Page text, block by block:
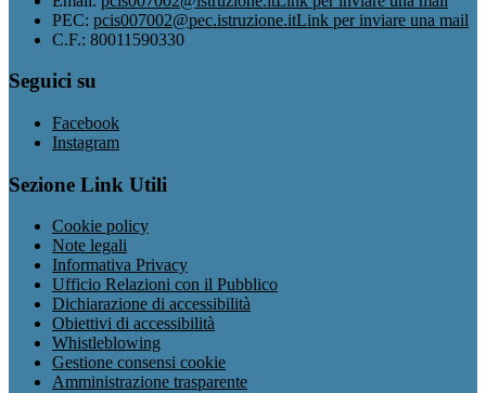
PEC: pcis007002@pec.istruzione.itLink per inviare una mail
C.F.: 80011590330
Seguici su
Facebook
Instagram
Sezione Link Utili
Cookie policy
Note legali
Informativa Privacy
Ufficio Relazioni con il Pubblico
Dichiarazione di accessibilità
Obiettivi di accessibilità
Whistleblowing
Gestione consensi cookie
Amministrazione trasparente